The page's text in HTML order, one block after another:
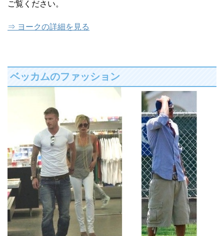
ご覧ください。
⇒ ヨークの詳細を見る
ベッカムのファッション